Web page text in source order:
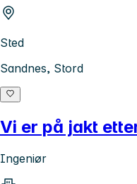
Sted
Sandnes, Stord
Vi er på jakt
Ingeniør